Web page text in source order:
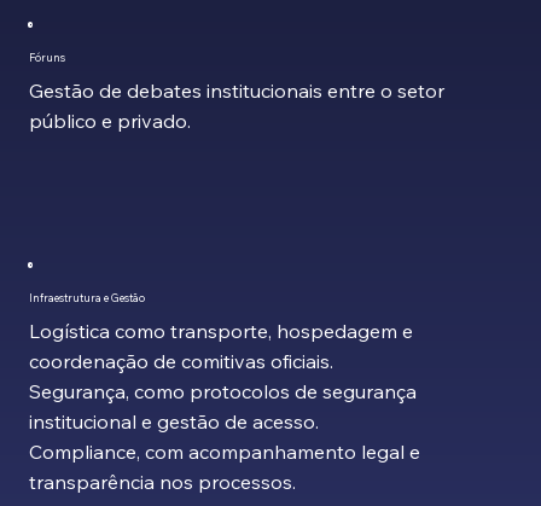
Fóruns
Gestão de debates institucionais entre o setor
público e privado.
Infraestrutura e Gestão
Logística como transporte, hospedagem e
coordenação de comitivas oficiais.
Segurança, como protocolos de segurança
institucional e gestão de acesso.
Compliance, com acompanhamento legal e
transparência nos processos.